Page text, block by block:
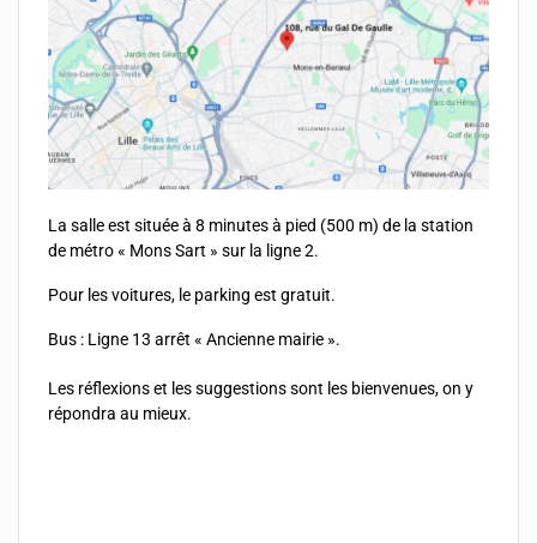
La salle est située à 8 minutes à pied (500 m) de la station
de métro « Mons Sart » sur la ligne 2.
Pour les voitures, le parking est gratuit.
Bus : Ligne 13 arrêt « Ancienne mairie ».
Les réflexions et les suggestions sont les bienvenues, on y
répondra au mieux.